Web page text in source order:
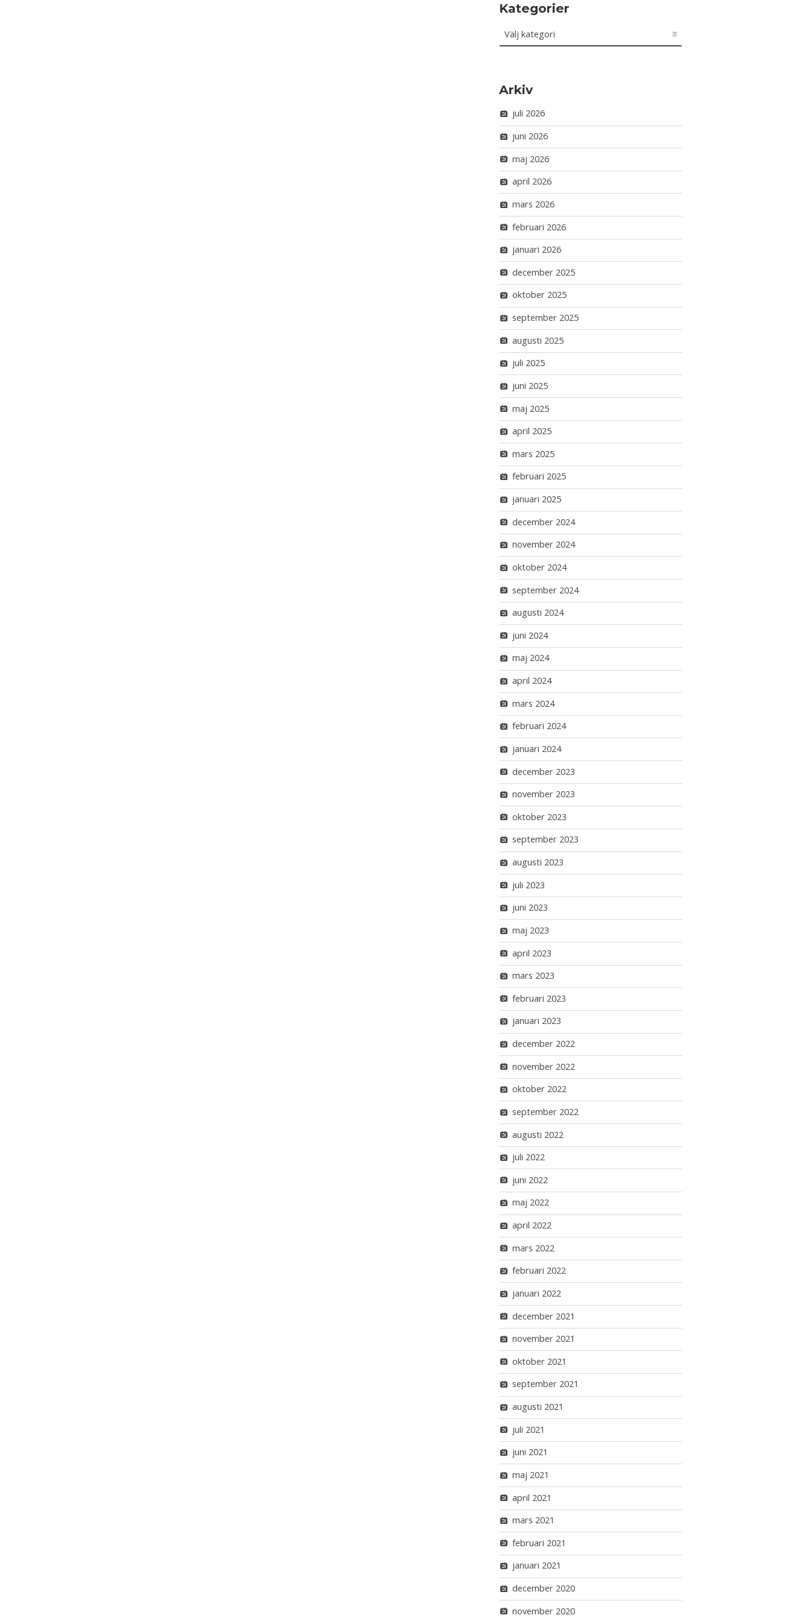
Kategorier
Arkiv
juli 2026
juni 2026
maj 2026
april 2026
mars 2026
februari 2026
januari 2026
december 2025
oktober 2025
september 2025
augusti 2025
juli 2025
juni 2025
maj 2025
april 2025
mars 2025
februari 2025
januari 2025
december 2024
november 2024
oktober 2024
september 2024
augusti 2024
juni 2024
maj 2024
april 2024
mars 2024
februari 2024
januari 2024
december 2023
november 2023
oktober 2023
september 2023
augusti 2023
juli 2023
juni 2023
maj 2023
april 2023
mars 2023
februari 2023
januari 2023
december 2022
november 2022
oktober 2022
september 2022
augusti 2022
juli 2022
juni 2022
maj 2022
april 2022
mars 2022
februari 2022
januari 2022
december 2021
november 2021
oktober 2021
september 2021
augusti 2021
juli 2021
juni 2021
maj 2021
april 2021
mars 2021
februari 2021
januari 2021
december 2020
november 2020